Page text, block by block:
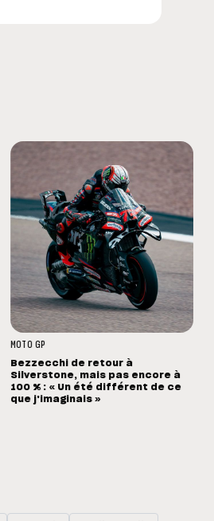
MOTO GP
Bezzecchi de retour à
Silverstone, mais pas encore à
100 % : « Un été différent de ce
que j'imaginais »